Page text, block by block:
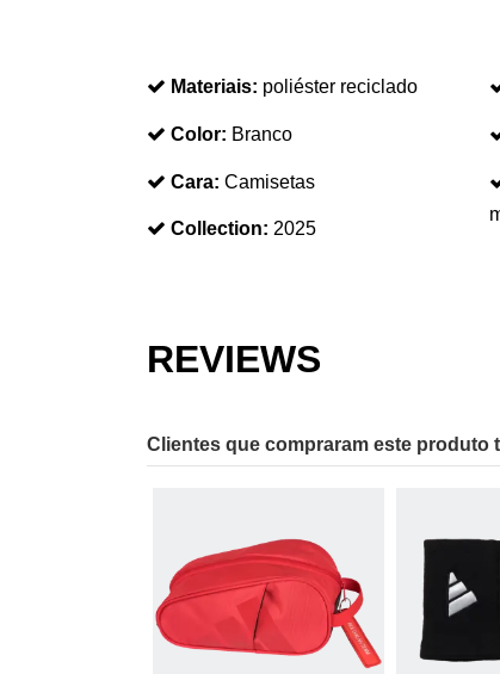
Materiais: poliéster reciclado
Color: Branco
Cara: Camisetas
Collection: 2025
REVIEWS
Clientes que compraram este produto